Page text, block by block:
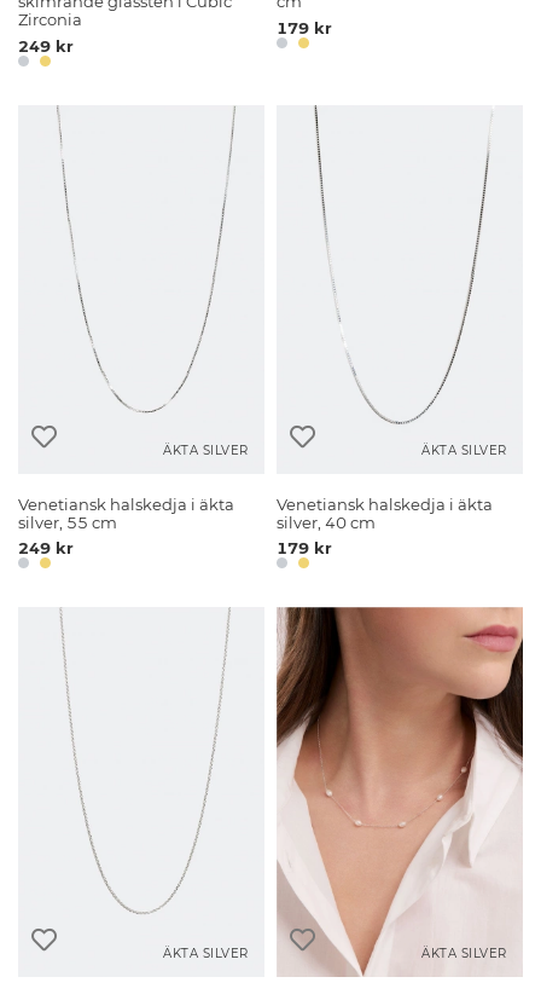
Zirconia
249 kr
179 kr
ÄKTA SILVER
Venetiansk halskedja i äkta
silver, 55 cm
249 kr
ÄKTA SILVER
Venetiansk halskedja i äkta
silver, 40 cm
179 kr
ÄKTA SILVER ÄKTA SILVER